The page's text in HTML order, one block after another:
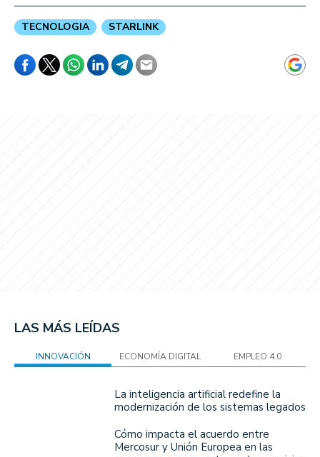
TECNOLOGIA STARLINK
LAS MÁS LEÍDAS
INNOVACIÓN ECONOMÍA DIGITAL EMPLEO 4.0
La inteligencia artificial redefine la
modernización de los sistemas legados
Cómo impacta el acuerdo entre
Mercosur y Unión Europea en las